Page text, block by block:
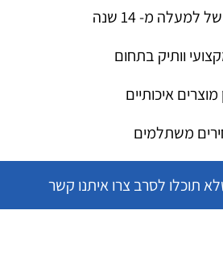
למעלה מ- 14 שנה
וותיק בתחום
מוצרים איכותיים
משתלמים
תוכלו לסרב צרו איתנו קשר